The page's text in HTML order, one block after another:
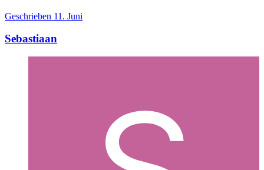
Geschrieben 11. Juni
Sebastiaan